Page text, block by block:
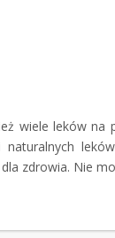
wiele leków
naturalnych
zdrowia. Nie